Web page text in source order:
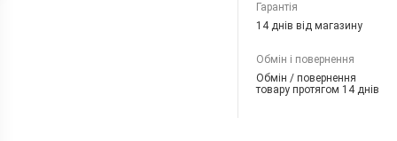
Гарантія
14 днів від магазину
Обмін і повернення
Обмін / повернення
товару протягом 14 днів